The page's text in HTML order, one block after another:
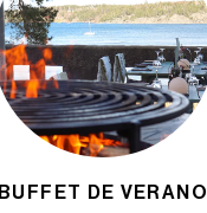
BUFFET DE VERANO